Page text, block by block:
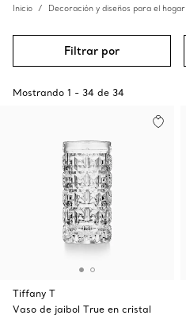
Inicio Decoración y diseños para el hogar
Filtrar por
Mostrando 1 - 34 de 34
Tiffany T
Vaso de jaibol True en cristal